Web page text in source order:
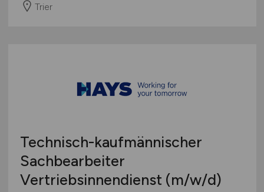
Trier
Technisch-kaufmännischer
Sachbearbeiter
Vertriebsinnendienst (m/w/d)